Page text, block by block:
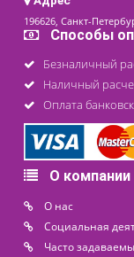
8 (800) 444 14 28
+7 (812) 565 23 25
+7 (911) 975 18 51
+7 (931) 388 11 60
Расходные
Адрес
196626, Санкт-
Способы